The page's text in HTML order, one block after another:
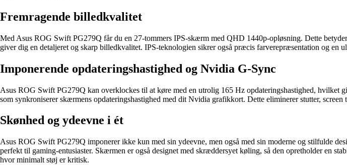
Fremragende billedkvalitet
Med Asus ROG Swift PG279Q får du en 27-tommers IPS-skærm med QHD 1440p-opløsning. Dette
giver dig en detaljeret og skarp billedkvalitet. IPS-teknologien sikrer også præcis farverepræsentation og
Imponerende opdateringshastighed og Nvidia G-Sync
Asus ROG Swift PG279Q kan overklockes til at køre med en utrolig 165 Hz opdateringshastighed,
som synkroniserer skærmens opdateringshastighed med dit Nvidia grafikkort. Dette eliminerer stutter,
Skønhed og ydeevne i ét
Asus ROG Swift PG279Q imponerer ikke kun med sin ydeevne, men også med sin moderne og stilfulde
perfekt til gaming-entusiaster. Skærmen er også designet med skræddersyet køling, så den opretholder en
hvor minimalt støj er kritisk.